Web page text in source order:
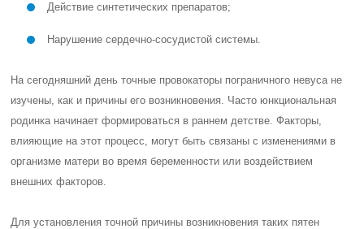
Действие синтетических препаратов;
Нарушение сердечно-сосудистой системы.
На сегодняшний день точные провокаторы пограничного невуса не
изучены, как и причины его возникновения. Часто юнкциональная
родинка начинает формироваться в раннем детстве. Факторы,
влияющие на этот процесс, могут быть связаны с изменениями в
организме матери во время беременности или воздействием
внешних факторов.
Для установления точной причины возникновения таких пятен